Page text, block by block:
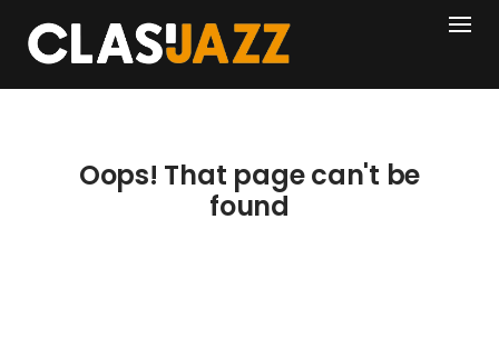
content
404
Oops! That page can't be
found